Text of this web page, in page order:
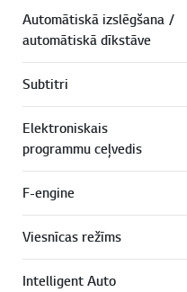
Automātiskā izslēgšana /
automātiskā dīkstāve
Subtitri
Elektroniskais
programmu ceļvedis
F-engine
Viesnīcas režīms
Intelligent Auto